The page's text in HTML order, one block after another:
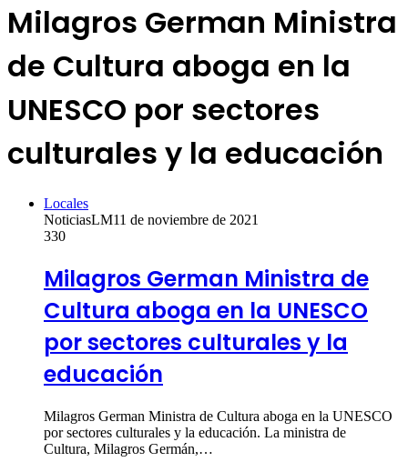
Milagros German Ministra
de Cultura aboga en la
UNESCO por sectores
culturales y la educación
Locales
NoticiasLM11 de noviembre de 2021
330
Milagros German Ministra de
Cultura aboga en la UNESCO
por sectores culturales y la
educación
Milagros German Ministra de Cultura aboga en la UNESCO
por sectores culturales y la educación. La ministra de
Cultura, Milagros Germán,…